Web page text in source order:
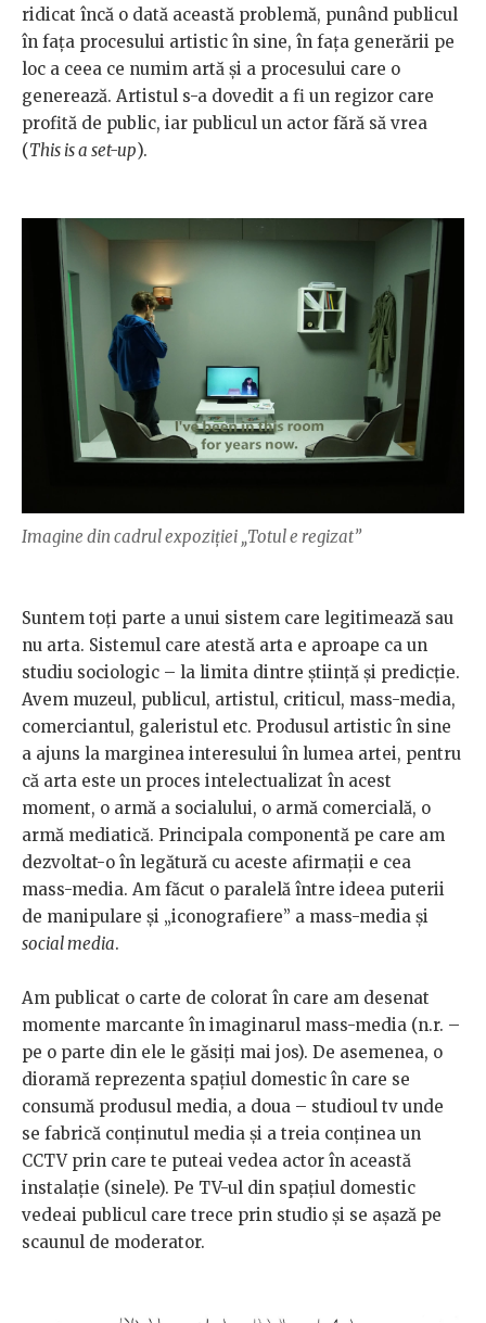
ridicat încă o dată această problemă, punând publicul
în faţa procesului artistic în sine, în faţa generării pe
loc a ceea ce numim artă şi a procesului care o
generează. Artistul s-a dovedit a fi un regizor care
profită de public, iar publicul un actor fără să vrea
(This is a set-up).
Imagine din cadrul expoziţiei „Totul e regizat”
Suntem toţi parte a unui sistem care legitimează sau
nu arta. Sistemul care atestă arta e aproape ca un
studiu sociologic – la limita dintre ştiinţă şi predicţie.
Avem muzeul, publicul, artistul, criticul, mass-media,
comerciantul, galeristul etc. Produsul artistic în sine
a ajuns la marginea interesului în lumea artei, pentru
că arta este un proces intelectualizat în acest
moment, o armă a socialului, o armă comercială, o
armă mediatică. Principala componentă pe care am
dezvoltat-o în legătură cu aceste afirmaţii e cea
mass-media. Am făcut o paralelă între ideea puterii
de manipulare şi „iconografiere” a mass-media şi
social media.
Am publicat o carte de colorat în care am desenat
momente marcante în imaginarul mass-media (n.r. –
pe o parte din ele le găsiţi mai jos). De asemenea, o
dioramă reprezenta spaţiul domestic în care se
consumă produsul media, a doua – studioul tv unde
se fabrică conţinutul media şi a treia conţinea un
CCTV prin care te puteai vedea actor în această
instalaţie (sinele). Pe TV-ul din spaţiul domestic
vedeai publicul care trece prin studio şi se aşază pe
scaunul de moderator.